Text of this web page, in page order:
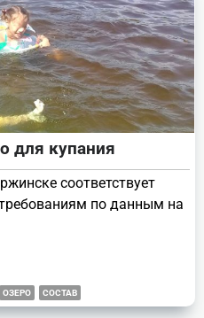
для купания
соответствует
по данным на
ОЗЕРО СОСТАВ